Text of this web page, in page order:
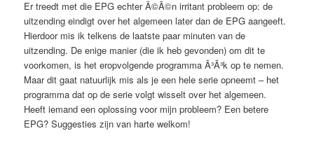
Er treedt met die EPG echter Ã©Ã©n irritant probleem op: de
uitzending eindigt over het algemeen later dan de EPG aangeeft.
Hierdoor mis ik telkens de laatste paar minuten van de
uitzending. De enige manier (die ik heb gevonden) om dit te
voorkomen, is het eropvolgende programma Ã³Ã³k op te nemen.
Maar dit gaat natuurlijk mis als je een hele serie opneemt – het
programma dat op de serie volgt wisselt over het algemeen.
Heeft iemand een oplossing voor mijn probleem? Een betere
EPG? Suggesties zijn van harte welkom!